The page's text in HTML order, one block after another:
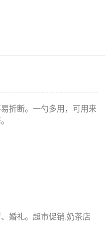
折断。一勺多用，可用来
婚礼。超市促销.奶茶店